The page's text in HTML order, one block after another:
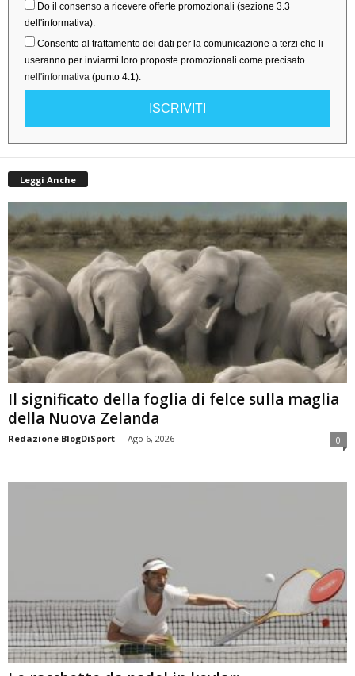
Do il consenso a ricevere offerte promozionali (sezione 3.3
dell'informativa).
Consento al trattamento dei dati per la comunicazione a terzi che li
useranno per inviarmi loro proposte promozionali come precisato
nell'informativa (punto 4.1).
ISCRIVITI
Leggi Anche
Il significato della foglia di felce sulla maglia
della Nuova Zelanda
Redazione BlogDiSport - Ago 6, 2026 0